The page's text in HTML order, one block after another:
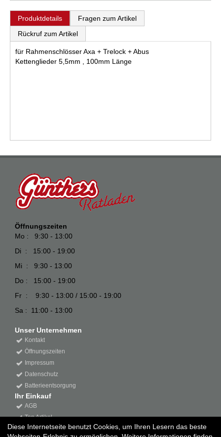
Produktdetails
Fragen zum Artikel
Rückruf zum Artikel
für Rahmenschlösser Axa + Trelock + Abus
Kettenglieder 5,5mm , 100mm Länge
Öffnungszeiten
Mo : 9:30 - 13:00
Di : 15:00 - 19:00
Mi : 9:30 - 13:00
Do : 15:00 - 19:00
Fr : 9:30 - 13:00 / 15:00 - 19:00
Sa : 11:00 - 13:00
Unser Unternehmen
Kontakt
Öffnungszeiten
Impressum
Datenschutz
Batterieentsorgung
Ihr Einkauf
AGB
Top Artikel
Diese Internetseite benutzt Cookies, um Ihren Lesern das beste